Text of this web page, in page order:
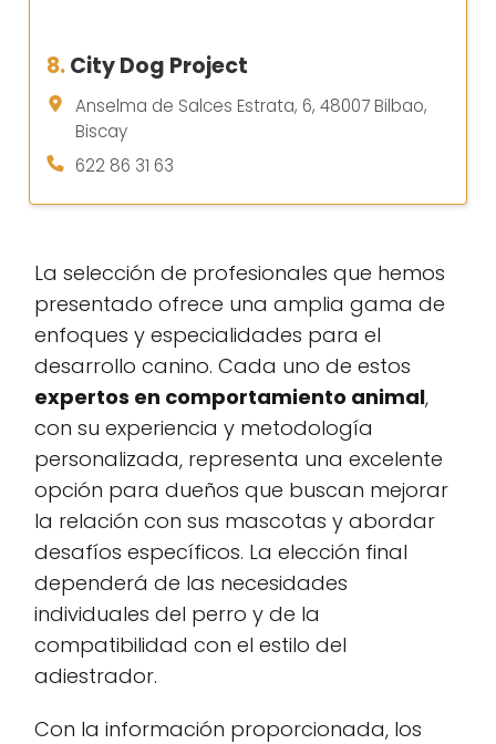
8.City Dog Project
Anselma de Salces Estrata, 6, 48007 Bilbao,
Biscay
622 86 31 63
La selección de profesionales que hemos
presentado ofrece una amplia gama de
enfoques y especialidades para el
desarrollo canino. Cada uno de estos
expertos en comportamiento animal,
con su experiencia y metodología
personalizada, representa una excelente
opción para dueños que buscan mejorar
la relación con sus mascotas y abordar
desafíos específicos. La elección final
dependerá de las necesidades
individuales del perro y de la
compatibilidad con el estilo del
adiestrador.
Con la información proporcionada, los